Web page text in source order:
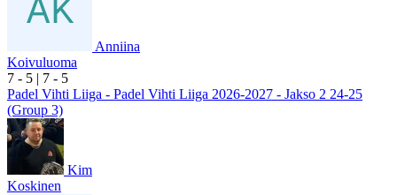
Anniina
Koivuluoma
7 - 5 | 7 - 5
Padel Vihti Liiga - Padel Vihti Liiga 2026-2027 - Jakso 2 24-25
(Group 3)
Kim
Koskinen